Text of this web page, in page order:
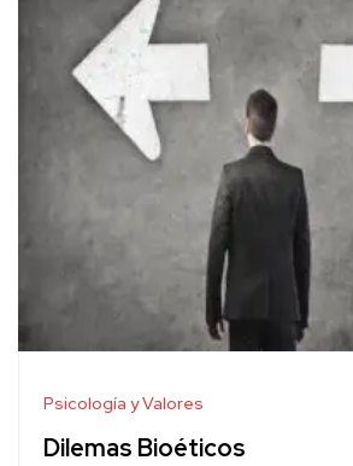
Psicología y Valores
Dilemas Bioéticos